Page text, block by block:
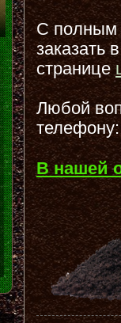
С полным
заказать
странице
Любой
В нашей